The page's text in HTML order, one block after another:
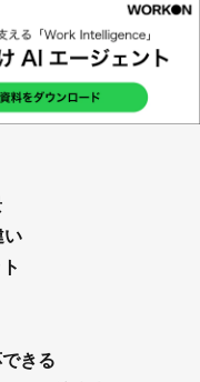
い
きる